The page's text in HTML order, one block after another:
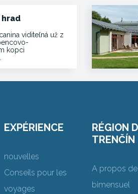
hrad
viditeľná už z
kopci
EXPÉRIENCE
nouvelles
Conseils pour les
voyages
RÉGION
TRENČÍN
A propos
bimensuel